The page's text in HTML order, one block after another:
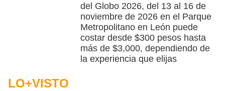
del Globo 2026, del 13 al 16 de
noviembre de 2026 en el Parque
Metropolitano en León puede
costar desde $300 pesos hasta
más de $3,000, dependiendo de
la experiencia que elijas
LO+VISTO